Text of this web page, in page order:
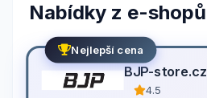
Nabídky z e-shopů
Nejlepší cena
BJP-store.cz
4.5